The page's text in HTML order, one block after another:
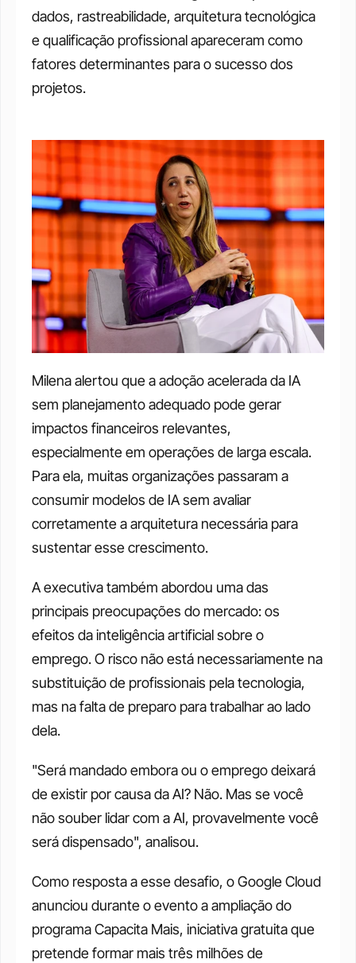
dados, rastreabilidade, arquitetura tecnológica
e qualificação profissional apareceram como
fatores determinantes para o sucesso dos
projetos.
Milena alertou que a adoção acelerada da IA
sem planejamento adequado pode gerar
impactos financeiros relevantes,
especialmente em operações de larga escala.
Para ela, muitas organizações passaram a
consumir modelos de IA sem avaliar
corretamente a arquitetura necessária para
sustentar esse crescimento.
A executiva também abordou uma das
principais preocupações do mercado: os
efeitos da inteligência artificial sobre o
emprego. O risco não está necessariamente na
substituição de profissionais pela tecnologia,
mas na falta de preparo para trabalhar ao lado
dela.
"Será mandado embora ou o emprego deixará
de existir por causa da AI? Não. Mas se você
não souber lidar com a AI, provavelmente você
será dispensado", analisou.
Como resposta a esse desafio, o Google Cloud
anunciou durante o evento a ampliação do
programa Capacita Mais, iniciativa gratuita que
pretende formar mais três milhões de